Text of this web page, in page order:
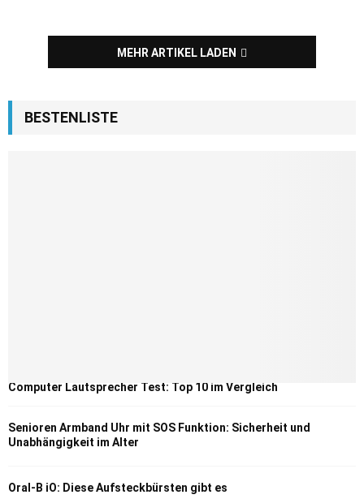
MEHR ARTIKEL LADEN
BESTENLISTE
Computer Lautsprecher Test: Top 10 im Vergleich
Senioren Armband Uhr mit SOS Funktion: Sicherheit und
Unabhängigkeit im Alter
Oral-B iO: Diese Aufsteckbürsten gibt es